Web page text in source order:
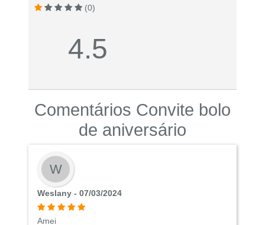
(0)
4.5
Comentários Convite bolo
de aniversário
W
Weslany - 07/03/2024
Amei